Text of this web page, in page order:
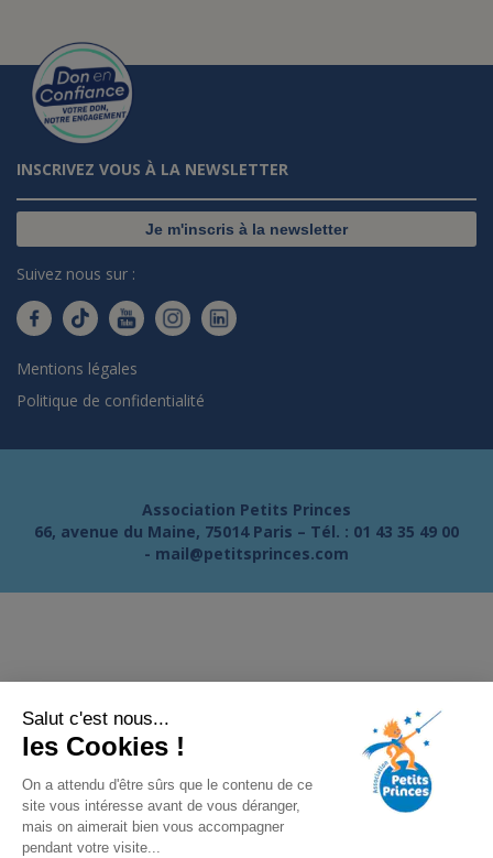
Salut c'est nous...
les Cookies !
On a attendu d'être sûrs que le contenu de ce
site vous intéresse avant de vous déranger,
mais on aimerait bien vous accompagner
pendant votre visite...
INSCRIVEZ VOUS À LA NEWSLETTER
Je m'inscris à la newsletter
Suivez nous sur :
Mentions légales
Politique de confidentialité
Association Petits Princes
66, avenue du Maine, 75014 Paris – Tél. : 01 43 35 49 00
- mail@petitsprinces.com